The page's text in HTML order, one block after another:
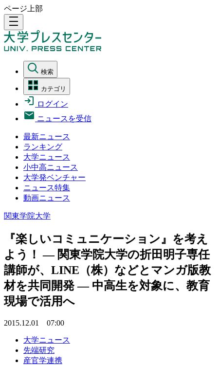
ページ上部
density_medium
検索
カテゴリ
ログイン
ニュースを受信
最新ニュース
ランキング
大学ニュース
小中高ニュース
大学発ベンチャー
ニュース特集
動画ニュース
関東学院大学
『楽しいコミュニケーション』を考え
よう！ — 関東学院大学の折田明子専任
講師が、LINE（株）などとマンガ版教
材を共同開発 — 中高生を対象に、教育
現場で活用へ
2015.12.01 07:00
大学ニュース
先端研究
産官学連携